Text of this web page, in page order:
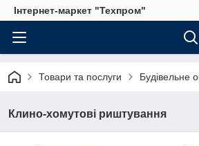
Інтернет-маркет "Техпром"
Товари та послуги Будівельне
Клино-хомутові риштування